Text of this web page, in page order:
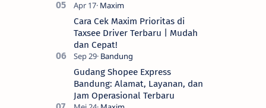
Cara Cek Maxim Prioritas di
Taxsee Driver Terbaru | Mudah
dan Cepat!
Gudang Shopee Express
Bandung: Alamat, Layanan, dan
Jam Operasional Terbaru